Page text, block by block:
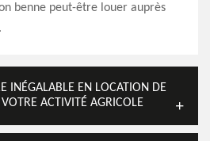
benne peut-être louer auprès
INÉGALABLE EN LOCATION DE
ACTIVITÉ AGRICOLE